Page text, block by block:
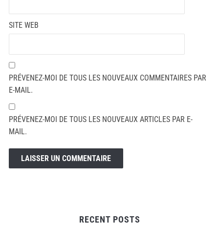
SITE WEB
PRÉVENEZ-MOI DE TOUS LES NOUVEAUX COMMENTAIRES PAR
E-MAIL.
PRÉVENEZ-MOI DE TOUS LES NOUVEAUX ARTICLES PAR E-
MAIL.
RECENT POSTS